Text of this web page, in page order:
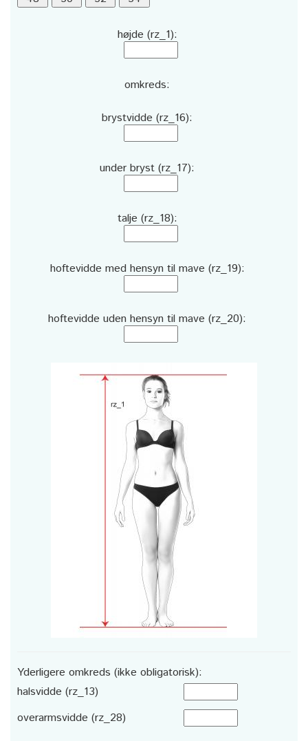
højde (rz_1):
omkreds:
brystvidde (rz_16):
under bryst (rz_17):
talje (rz_18):
hoftevidde med hensyn til mave (rz_19):
hoftevidde uden hensyn til mave (rz_20):
Yderligere omkreds (ikke obligatorisk):
halsvidde (rz_13)
overarmsvidde (rz_28)